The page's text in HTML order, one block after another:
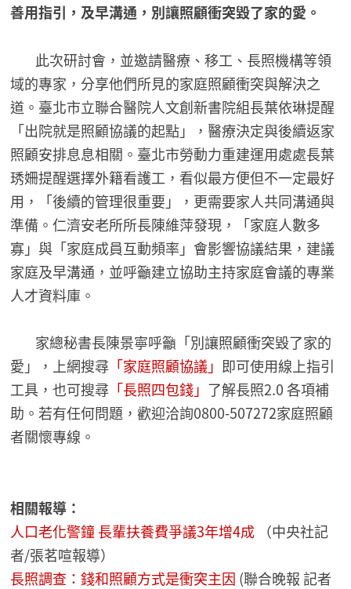
善用指引，及早溝通，別讓照顧衝突毀了家的愛。
此次研討會，並邀請醫療、移工、長照機構等領
域的專家，分享他們所見的家庭照顧衝突與解決之
道。臺北市立聯合醫院人文創新書院組長葉依琳提醒
「出院就是照顧協議的起點」，醫療決定與後續返家
照顧安排息息相關。臺北市勞動力重建運用處處長葉
琇姍提醒選擇外籍看護工，看似最方便但不一定最好
用，「後續的管理很重要」，更需要家人共同溝通與
準備。仁濟安老所所長陳維萍發現，「家庭人數多
寡」與「家庭成員互動頻率」會影響協議結果，建議
家庭及早溝通，並呼籲建立協助主持家庭會議的專業
人才資料庫。
家總秘書長陳景寧呼籲「別讓照顧衝突毀了家的
愛」，上網搜尋 「家庭照顧協議」 即可使用線上指引
工具，也可搜尋 「長照四包錢」 了解長照2.0 各項補
助。若有任何問題，歡迎洽詢0800-507272家庭照顧
者關懷專線。
相關報導：
人口老化警鐘 長輩扶養費爭議3年增4成 （中央社記
者/張茗喧報導）
長照調查：錢和照顧方式是衝突主因 (聯合晚報 記者